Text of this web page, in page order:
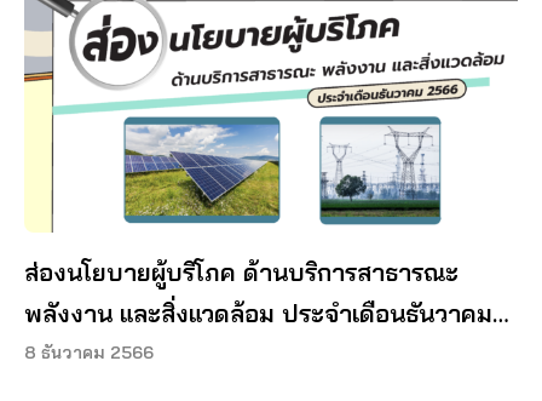
ส่องนโยบายผู้บริโภค ด้านบริการสาธารณะ
พลังงาน และสิ่งแวดล้อม ประจำเดือนธันวาคม
2566
8 ธันวาคม 2566